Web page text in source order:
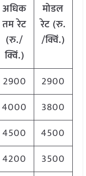
अधिक
तम रेट
(रु./
क्विं.)
मोडल
रेट (रु.
/क्विं.)
2900
2900
4000
3800
4500
4500
4200
3500